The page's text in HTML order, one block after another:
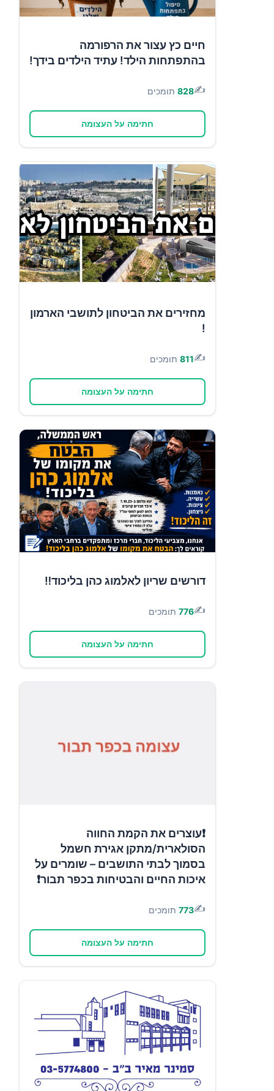
חיים כץ עצור את הרפורמה
בהתפתחות הילד! עתיד הילדים בידך!
✍️
828 תומכים
חתימה על העצומה
מחזירים את הביטחון לתושבי הארמון
!
✍️
811 תומכים
חתימה על העצומה
דורשים שריון לאלמוג כהן בליכוד‼️
✍️
776 תומכים
חתימה על העצומה
❗עוצרים את הקמת החווה
הסולארית/מתקן אגירת חשמל
בסמוך לבתי התושבים – שומרים על
איכות החיים והבטיחות בכפר תבור❗
✍️
773 תומכים
חתימה על העצומה